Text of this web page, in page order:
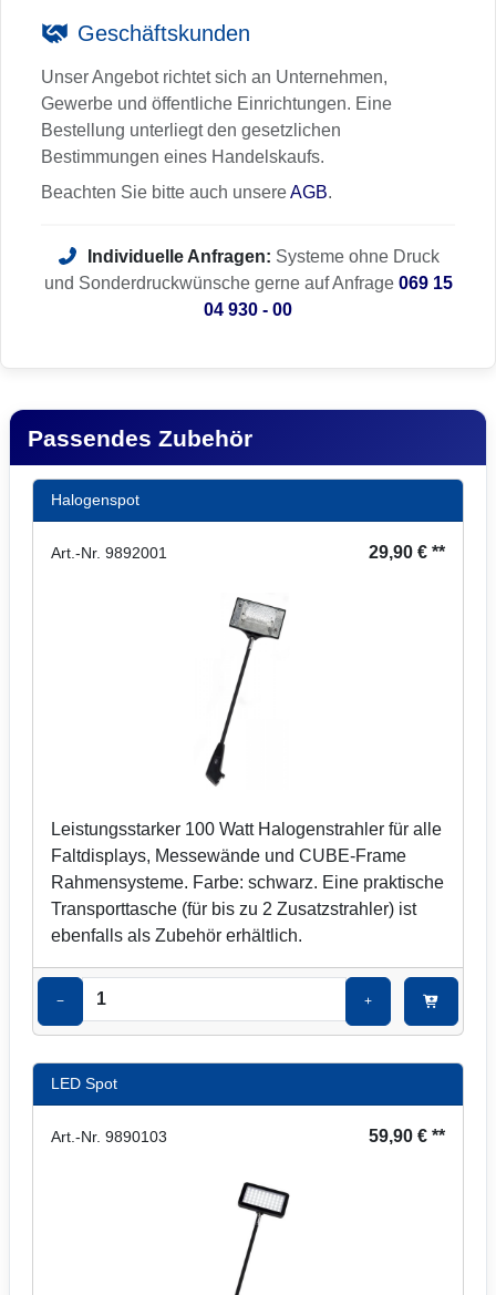
Geschäftskunden
Unser Angebot richtet sich an Unternehmen,
Gewerbe und öffentliche Einrichtungen. Eine
Bestellung unterliegt den gesetzlichen
Bestimmungen eines Handelskaufs.
Beachten Sie bitte auch unsereAGB.
Individuelle Anfragen: Systeme ohne Druck
und Sonderdruckwünsche gerne auf Anfrage 069 15
04 930 - 00
Passendes Zubehör
Halogenspot
Art.-Nr. 9892001 29,90 € **
Leistungsstarker 100 Watt Halogenstrahler für alle
Faltdisplays, Messewände und CUBE-Frame
Rahmensysteme. Farbe: schwarz. Eine praktische
Transporttasche (für bis zu 2 Zusatzstrahler) ist
ebenfalls als Zubehör erhältlich.
− +
LED Spot
Art.-Nr. 9890103 59,90 € **